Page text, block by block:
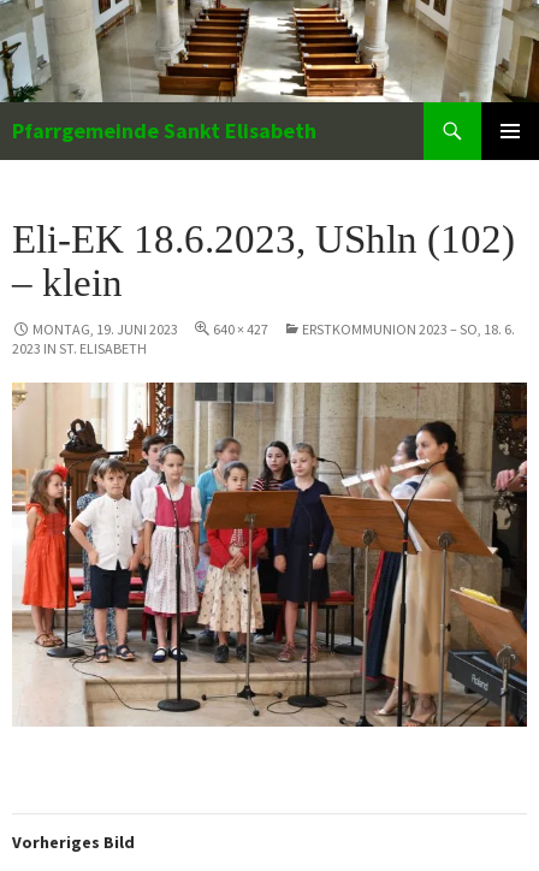
Zum
Inhalt
springen
Pfarrgemeinde Sankt Elisabeth
Eli-EK 18.6.2023, UShln (102)
– klein
MONTAG, 19. JUNI 2023 640 × 427
ERSTKOMMUNION 2023 – SO, 18. 6.
2023 IN ST. ELISABETH
Vorheriges Bild